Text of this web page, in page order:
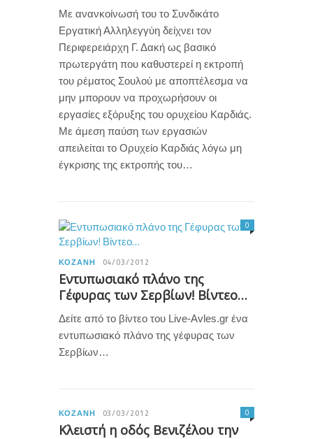
Με ανανκοίνωσή του το Συνδικάτο
Εργατική Αλληλεγγύη δείχνει τον
Περιφερειάρχη Γ. Δακή ως βασικό
πρωτεργάτη που καθυστερεί η εκτροπή
του ρέματος Σουλού με αποπτέλεσμα να
μην μπορουν να προχωρήσουν οι
εργασίες εξόρυξης του ορυχείου Καρδιάς.
Με άμεση παύση των εργασιών
απειλείται το Ορυχείο Καρδιάς λόγω μη
έγκρισης της εκτροπής του…
ΚΟΖΆΝΗ 04/03/2012
Εντυπωσιακό πλάνο της
Γέφυρας των Σερβίων! Βίντεο…
0
Δείτε από το βίντεο του Live-Avles.gr ένα
εντυπωσιακό πλάνο της γέφυρας των
Σερβίων…
ΚΟΖΆΝΗ 03/03/2012
Κλειστή η οδός Βενιζέλου την
0